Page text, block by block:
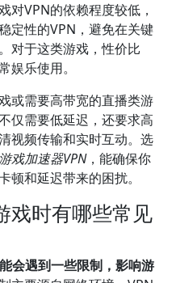
对VPN的依赖程度较低，
定性的VPN，避免在关键
对于这类游戏，性价比
娱乐使用。
或需要高带宽的直播类游
仅需要低延迟，还要求高
视频传输和实时互动。选
游戏加速器VPN，能确保你
顿和延迟带来的困扰。
戏时有哪些常见
会遇到一些限制，影响游